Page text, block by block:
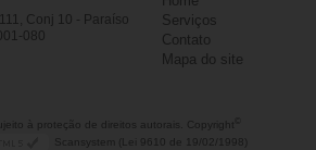
Conj 10 - Paraíso
080
Serviços
Contato
Mapa do site
à proteção de direitos autorais. Copyright
Scansystem (Lei 9610 de 19/02/1998)